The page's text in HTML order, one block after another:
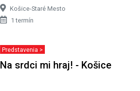
Košice-Staré Mesto
1 termín
Predstavenia >
Na srdci mi hraj! - Košice